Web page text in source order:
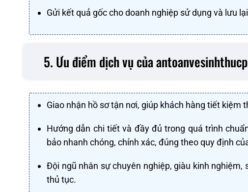
Gửi kết quả gốc cho doanh nghiệp sử dụng và lưu lại
5. Ưu điểm dịch vụ của
Giao nhận hồ sơ tận nơi, giúp khách hàng tiết kiệm
Hướng dẫn chi tiết và đầy đủ trong quá trình
bảo nhanh chóng, chính xác, đúng theo quy định
Đội ngũ nhân sự chuyên nghiệp, giàu kinh
thủ tục.